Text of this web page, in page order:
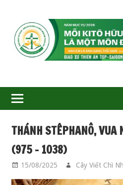
THÁNH STÊPHANÔ, VUA
(975 – 1038)
15/08/2025 Cây Viết Chì